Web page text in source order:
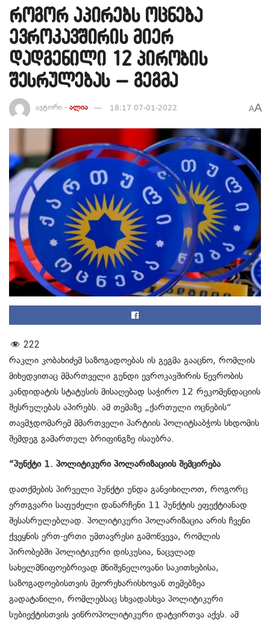
როგორ აპირებს ოცნება
ევროკავშირის მიერ
დადგენილი 12 პირობის
შესრულებას – გეგმა
ავტორი - ალია 18:17 07-01-2022 AA
222
რაკლი კობახიძემ საზოგადოებას ის გეგმა გააცნო, რომლის
მიხედვითაც მმართველი გუნდი ევროკავშირის წევრობის
კანდიდატის სტატუსის მისაღებად საჭირო 12 რეკომენდაციის
შესრულებას აპირებს. ამ თემაზე „ქართული ოცნების“
თავმჯდომარემ მმართველი პარტიის პოლიტსაბჭოს სხდომის
შემდეგ გამართულ ბრიფინგზე ისაუბრა.
“პუნქტი 1. პოლიტიკური პოლარიზაციის შემცირება
დათქმების პირველი პუნქტი უნდა განვიხილოთ, როგორც
ერთგვარი საფუძელი დანარჩენი 11 პუნქტის ეფექტიანად
შესასრულებლად. პოლიტიკური პოლარიზაცია არის ჩვენი
ქვეყნის ერთ-ერთი უმთავრესი გამოწვევა, რომლის
პირობებში პოლიტიკური დისკუსია, ნაცვლად
სახელმწიფოებრივად მნიშვნელოვანი საკითხებისა,
საზოგადოებისთვის მეორეხარისხოვან თემებზეა
გადატანილი, რომლებსაც სხვადასხვა პოლიტიკური
სუბიექტისთვის ვიწროპოლიტიკური დატვირთვა აქვს. ამ